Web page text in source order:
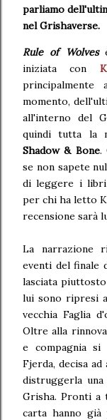
parliamo
nel Grishaverse.
Rule of Wolves
iniziata con
momento,
all'interno del
quindi tutta la
Shadow & Bone.
se non sapete
di leggere i libri
per chi ha letto
recensione sarà
La narrazione
eventi del finale
lasciata
lui sono ripresi
vecchia Faglia
Oltre alla
e compagnia
Fjerda, decisa
distruggerla
Grisha. Pronti a
carta hanno già